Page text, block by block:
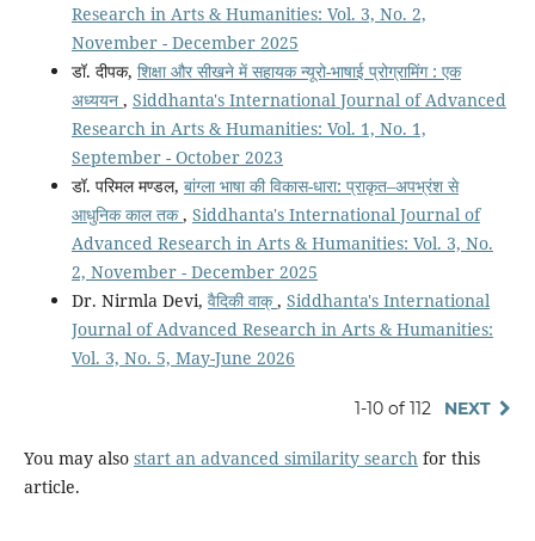
Research in Arts & Humanities: Vol. 3, No. 2,
November - December 2025
डॉ. दीपक, शिक्षा और सीखने में सहायक न्यूरो-भाषाई प्रोग्रामिंग : एक
अध्ययन , Siddhanta's International Journal of Advanced
Research in Arts & Humanities: Vol. 1, No. 1,
September - October 2023
डॉ. परिमल मण्डल, बांग्ला भाषा की विकास-धारा: प्राकृत–अपभ्रंश से
आधुनिक काल तक, Siddhanta's International Journal of
Advanced Research in Arts & Humanities: Vol. 3, No.
2, November - December 2025
Dr. Nirmla Devi, वैदिकी वाक्, Siddhanta's International
Journal of Advanced Research in Arts & Humanities:
Vol. 3, No. 5, May-June 2026
1-10 of 112 NEXT
You may also start an advanced similarity searchfor this
article.